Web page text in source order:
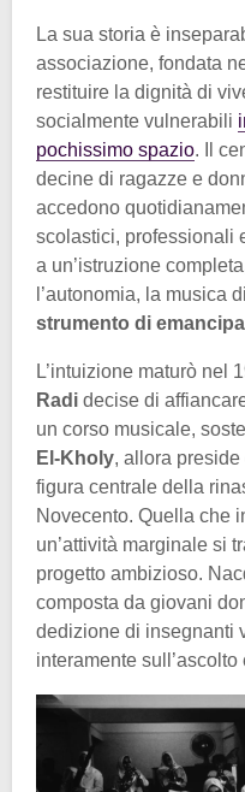
La sua storia è
associazione, fondata
restituire la dignità di
socialmente vulnerabili
pochissimo spazio. Il
decine di ragazze e
accedono
scolastici, professionali
a un’istruzione
l’autonomia, la musica
strumento di
L’intuizione maturò nel
Radi decise di
un corso musicale,
El-Kholy, allora
figura centrale della
Novecento. Quella che
un’attività marginale si
progetto ambizioso.
composta da giovani
dedizione di insegnanti
interamente